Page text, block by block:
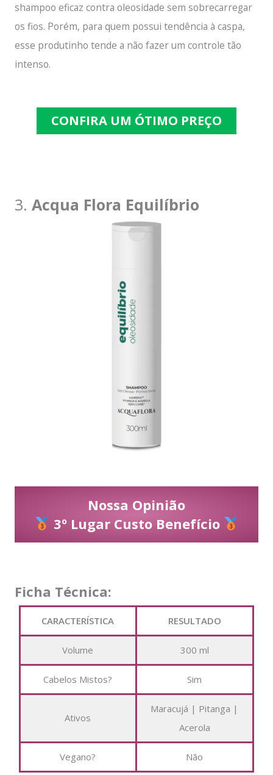
shampoo eficaz contra oleosidade sem sobrecarregar
os fios. Porém, para quem possui tendência à caspa,
esse produtinho tende a não fazer um controle tão
intenso.
CONFIRA UM ÓTIMO PREÇO
3. Acqua Flora Equilíbrio
Nossa Opinião
3º Lugar Custo Benefício
Ficha Técnica:
CARACTERÍSTICA RESULTADO
Volume 300 ml
Cabelos Mistos? Sim
Ativos
Maracujá | Pitanga |
Acerola
Vegano? Não